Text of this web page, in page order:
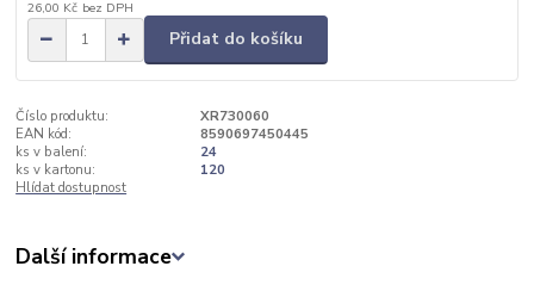
26,00 Kč bez DPH
Přidat do košíku
Číslo produktu:
XR730060
EAN kód:
8590697450445
ks v balení:
24
ks v kartonu:
120
Hlídat dostupnost
Další informace